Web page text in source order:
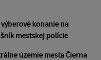
konanie na
mestskej polície
územie mesta Čierna